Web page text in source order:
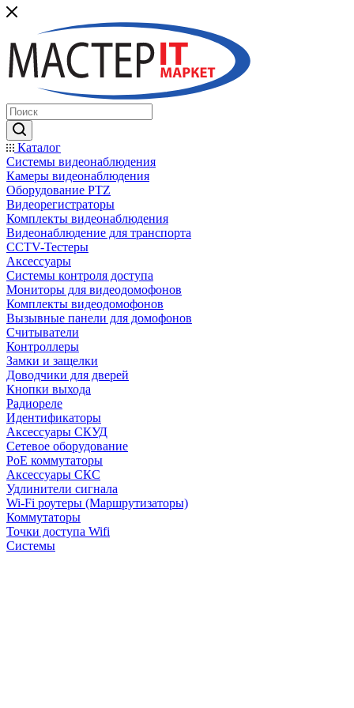
Каталог
Системы видеонаблюдения
Камеры видеонаблюдения
Оборудование PTZ
Видеорегистраторы
Комплекты видеонаблюдения
Видеонаблюдение для транспорта
CCTV-Тестеры
Аксессуары
Системы контроля доступа
Мониторы для видеодомофонов
Комплекты видеодомофонов
Вызывные панели для домофонов
Считыватели
Контроллеры
Замки и защелки
Доводчики для дверей
Кнопки выхода
Радиореле
Идентификаторы
Аксессуары СКУД
Сетевое оборудование
PoE коммутаторы
Аксессуары СКС
Удлинители сигнала
Wi-Fi роутеры (Маршрутизаторы)
Коммутаторы
Точки доступа Wifi
Системы